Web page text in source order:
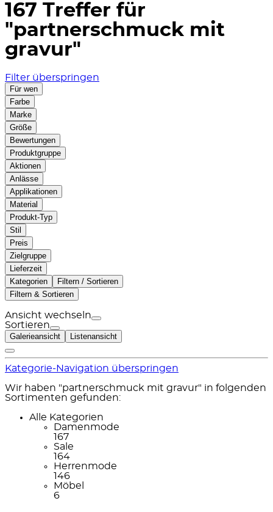
167 Treffer für
"partnerschmuck mit
gravur"
Filter überspringen
Für wen
Farbe
Marke
Größe
Bewertungen
Produktgruppe
Aktionen
Anlässe
Applikationen
Material
Produkt-Typ
Stil
Preis
Zielgruppe
Lieferzeit
Kategorien
Filtern / Sortieren
Filtern & Sortieren
Ansicht wechseln
Sortieren
Galerieansicht Listenansicht
Kategorie-Navigation überspringen
Wir haben "partnerschmuck mit gravur" in folgenden
Sortimenten gefunden:
Alle Kategorien
Damenmode
167
Sale
164
Herrenmode
146
Möbel
6